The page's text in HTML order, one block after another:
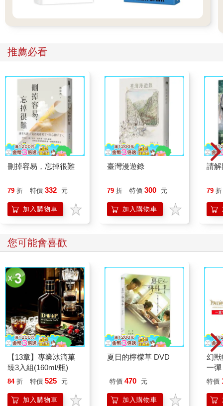
推薦必看
刪掉容易，忘掉很難
79 折 特價 332 元
加入購物車
臺灣漫遊錄
79 折 特價 300 元
加入購物車
請解
79 折
您可能會喜歡
【13章】專業冰滴菓
臻3入組(160ml/瓶)
84 折 特價 525 元
加入購物車
夏日的檸檬草 DVD
特價 470 元
加入購物車
幻
一彈
特價